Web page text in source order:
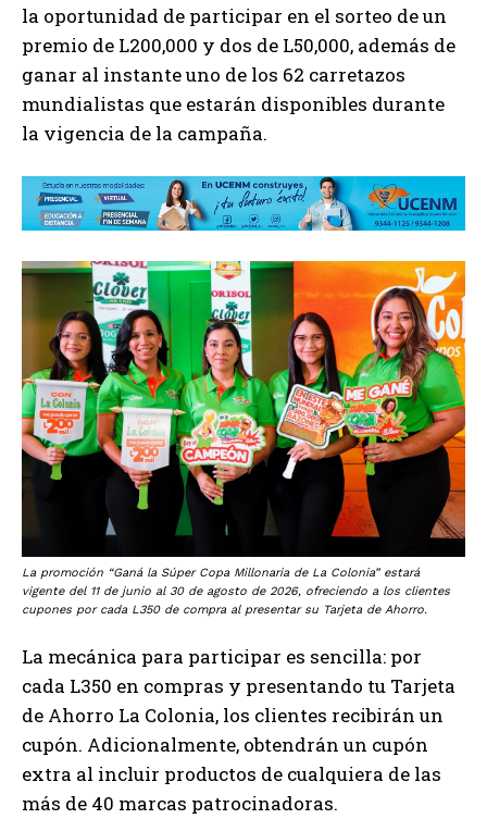
la oportunidad de participar en el sorteo de un
premio de L200,000 y dos de L50,000, además de
ganar al instante uno de los 62 carretazos
mundialistas que estarán disponibles durante
la vigencia de la campaña.
La promoción “Ganá la Súper Copa Millonaria de La Colonia” estará
vigente del 11 de junio al 30 de agosto de 2026, ofreciendo a los clientes
cupones por cada L350 de compra al presentar su Tarjeta de Ahorro.
La mecánica para participar es sencilla: por
cada L350 en compras y presentando tu Tarjeta
de Ahorro La Colonia, los clientes recibirán un
cupón. Adicionalmente, obtendrán un cupón
extra al incluir productos de cualquiera de las
más de 40 marcas patrocinadoras.